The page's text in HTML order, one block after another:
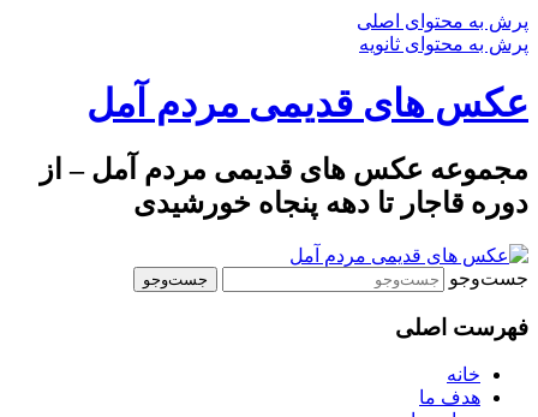
پرش به محتوای اصلی
پرش به محتوای ثانویه
عکس های قدیمی مردم آمل
مجموعه عکس های قدیمی مردم آمل – از
دوره قاجار تا دهه پنجاه خورشیدی
جست‌وجو
فهرست اصلی
خانه
هدف ما